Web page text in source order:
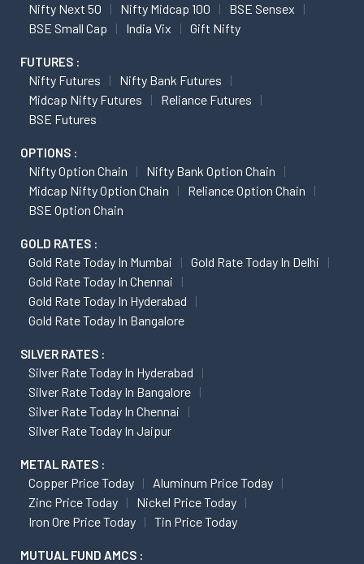
Nifty Next 50
Nifty Midcap 100
BSE Sensex
BSE Small Cap
India Vix Gift Nifty
FUTURES :
Nifty Futures
Nifty Bank Futures
Midcap Nifty Futures
Reliance Futures
BSE Futures
OPTIONS :
Nifty Option Chain
Nifty Bank Option Chain
Midcap Nifty Option Chain
Reliance Option Chain
BSE Option Chain
GOLD RATES :
Gold Rate Today In Mumbai
Gold Rate Today In Delhi
Gold Rate Today In Chennai
Gold Rate Today In Hyderabad
Gold Rate Today In Bangalore
SILVER RATES :
Silver Rate Today In Hyderabad
Silver Rate Today In Bangalore
Silver Rate Today In Chennai
Silver Rate Today In Jaipur
METAL RATES :
Copper Price Today
Aluminum Price Today
Zinc Price Today
Nickel Price Today
Iron Ore Price Today
Tin Price Today
MUTUAL FUND AMCS :